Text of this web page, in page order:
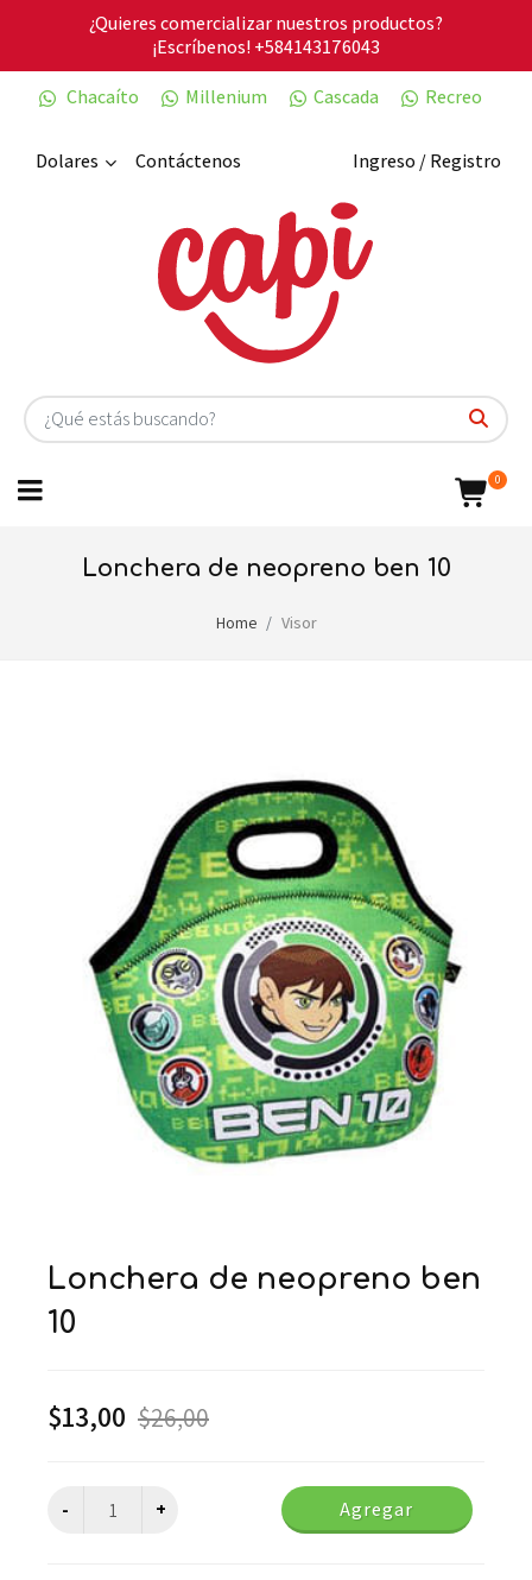
¿Quieres comercializar nuestros productos?
¡Escríbenos!+584143176043
Chacaíto
Millenium Cascada Recreo
Dolares Ingreso / Registro
Contáctenos
0
lonchera de neopreno ben 10
Home Visor
lonchera de neopreno ben
10
$13,00 $26,00
Agregar